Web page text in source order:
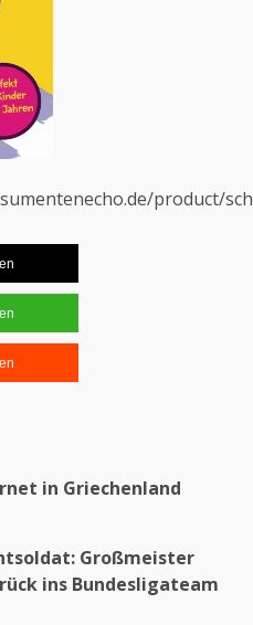
product/
in Griechenland
Großmeister
ins Bundesligateam